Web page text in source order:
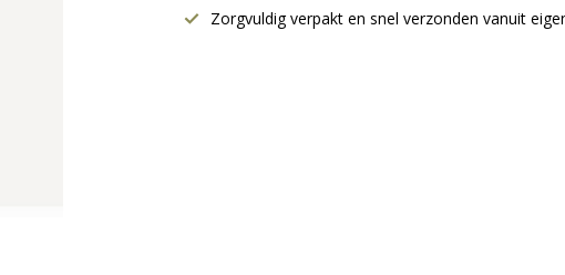
Zorgvuldig verpakt en snel verzonden vanuit